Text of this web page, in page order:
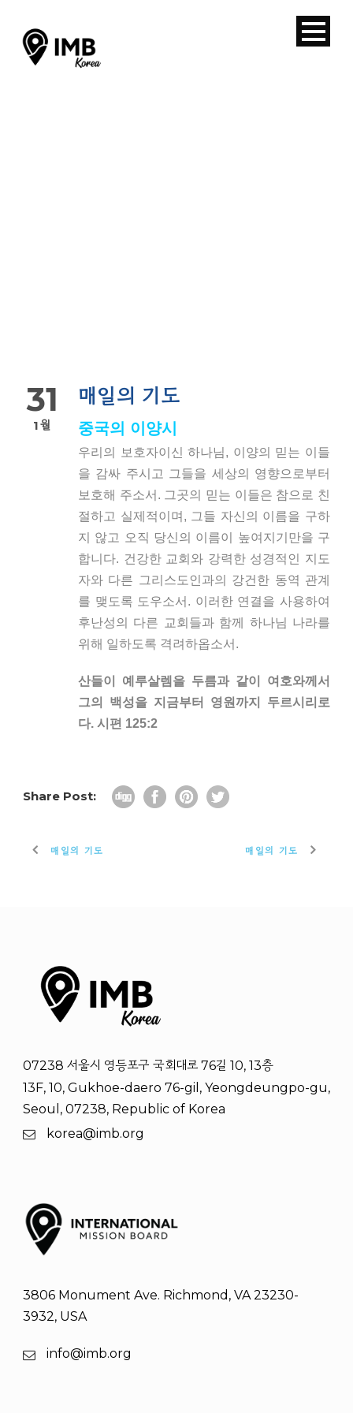
31
1월
매일의 기도
중국의 이양시
우리의 보호자이신 하나님, 이양의 믿는 이들
을 감싸 주시고 그들을 세상의 영향으로부터
보호해 주소서. 그곳의 믿는 이들은 참으로 친
절하고 실제적이며, 그들 자신의 이름을 구하
지 않고 오직 당신의 이름이 높여지기만을 구
합니다. 건강한 교회와 강력한 성경적인 지도
자와 다른 그리스도인과의 강건한 동역 관계
를 맺도록 도우소서. 이러한 연결을 사용하여
후난성의 다른 교회들과 함께 하나님 나라를
위해 일하도록 격려하옵소서.
산들이 예루살렘을 두름과 같이 여호와께서
그의 백성을 지금부터 영원까지 두르시리로
다. 시편 125:2
Share Post:
매일의 기도 매일의 기도
07238 서울시 영등포구 국회대로 76길 10, 13층
13F, 10, Gukhoe-daero 76-gil, Yeongdeungpo-gu,
Seoul, 07238, Republic of Korea
korea@imb.org
3806 Monument Ave. Richmond, VA 23230-
3932, USA
info@imb.org